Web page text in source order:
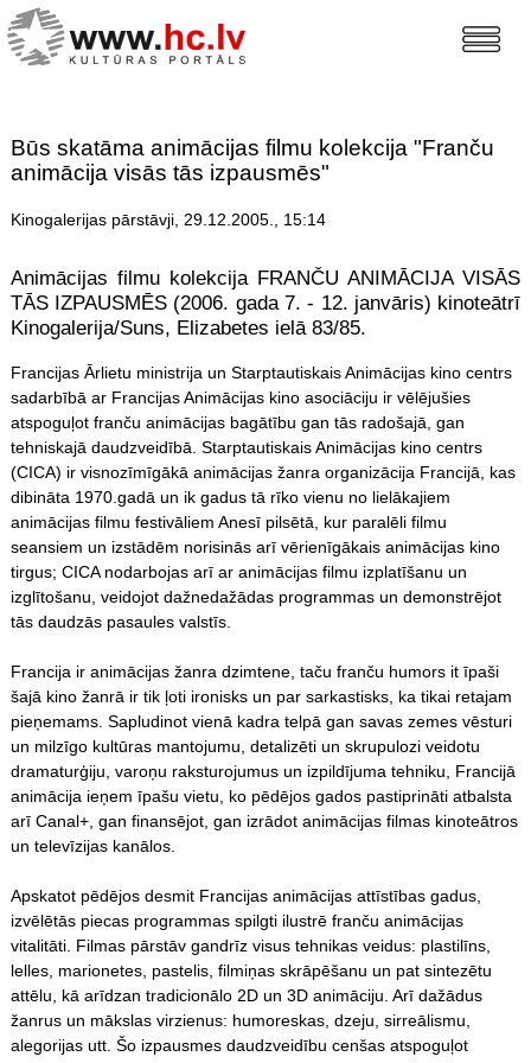
Būs skatāma animācijas filmu kolekcija "Franču
animācija visās tās izpausmēs"
Kinogalerijas pārstāvji, 29.12.2005., 15:14
Animācijas filmu kolekcija FRANČU ANIMĀCIJA VISĀS
TĀS IZPAUSMĒS (2006. gada 7. - 12. janvāris) kinoteātrī
Kinogalerija/Suns, Elizabetes ielā 83/85.
Francijas Ārlietu ministrija un Starptautiskais Animācijas kino centrs
sadarbībā ar Francijas Animācijas kino asociāciju ir vēlējušies
atspoguļot franču animācijas bagātību gan tās radošajā, gan
tehniskajā daudzveidībā. Starptautiskais Animācijas kino centrs
(CICA) ir visnozīmīgākā animācijas žanra organizācija Francijā, kas
dibināta 1970.gadā un ik gadus tā rīko vienu no lielākajiem
animācijas filmu festivāliem Anesī pilsētā, kur paralēli filmu
seansiem un izstādēm norisinās arī vērienīgākais animācijas kino
tirgus; CICA nodarbojas arī ar animācijas filmu izplatīšanu un
izglītošanu, veidojot dažnedažādas programmas un demonstrējot
tās daudzās pasaules valstīs.
Francija ir animācijas žanra dzimtene, taču franču humors it īpaši
šajā kino žanrā ir tik ļoti ironisks un par sarkastisks, ka tikai retajam
pieņemams. Sapludinot vienā kadra telpā gan savas zemes vēsturi
un milzīgo kultūras mantojumu, detalizēti un skrupulozi veidotu
dramaturģiju, varoņu raksturojumus un izpildījuma tehniku, Francijā
animācija ieņem īpašu vietu, ko pēdējos gados pastiprināti atbalsta
arī Canal+, gan finansējot, gan izrādot animācijas filmas kinoteātros
un televīzijas kanālos.
Apskatot pēdējos desmit Francijas animācijas attīstības gadus,
izvēlētās piecas programmas spilgti ilustrē franču animācijas
vitalitāti. Filmas pārstāv gandrīz visus tehnikas veidus: plastilīns,
lelles, marionetes, pastelis, filmiņas skrāpēšanu un pat sintezētu
attēlu, kā arīdzan tradicionālo 2D un 3D animāciju. Arī dažādus
žanrus un mākslas virzienus: humoreskas, dzeju, sirreālismu,
alegorijas utt. Šo izpausmes daudzveidību cenšas atspoguļot